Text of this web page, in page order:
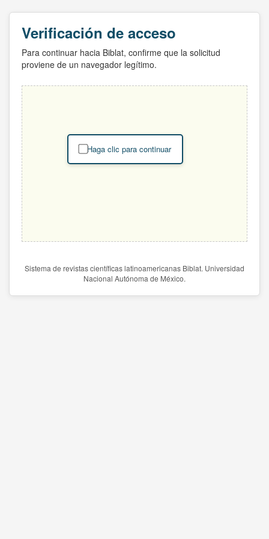
Verificación de acceso
Para continuar hacia Biblat, confirme que la solicitud
proviene de un navegador legítimo.
Haga clic para continuar
Sistema de revistas científicas latinoamericanas Biblat. Universidad
Nacional Autónoma de México.